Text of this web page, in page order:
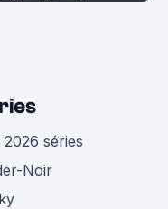
2026 séries
Noir